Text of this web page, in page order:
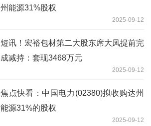
州能源31%股权
2025-09-12
短讯！宏裕包材第二大股东席大凤提前完
成减持：套现3468万元
2025-09-12
焦点快看：中国电力(02380)拟收购达州
能源31%的股权
2025-09-12